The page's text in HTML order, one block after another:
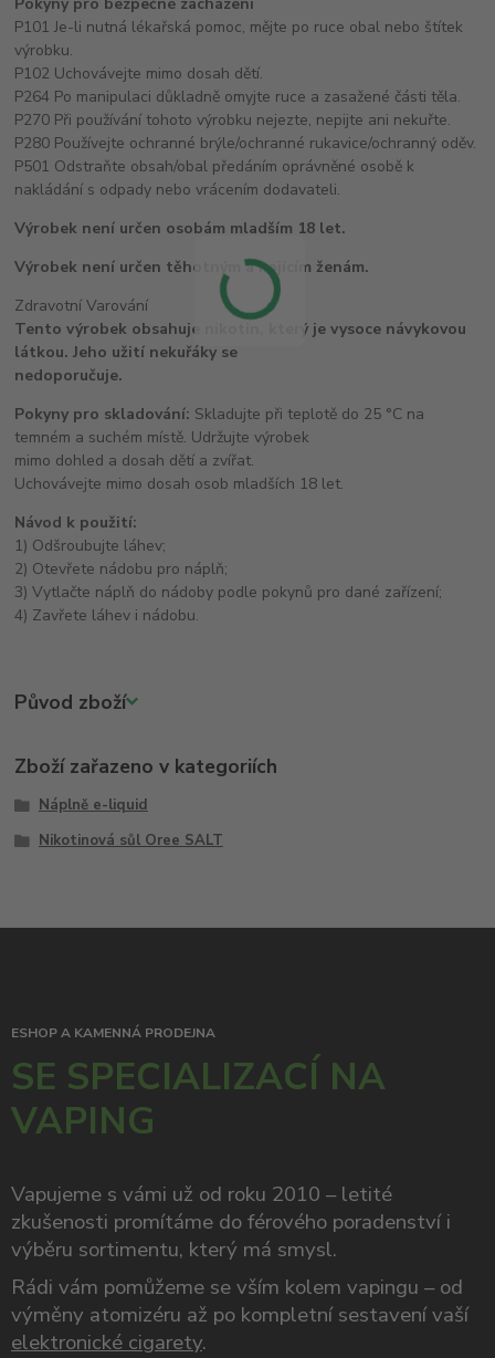
P101 Je-li nutná lékařská pomoc, mějte po ruce obal nebo štítek
výrobku.
P102 Uchovávejte mimo dosah dětí.
P264 Po manipulaci důkladně omyjte ruce a zasažené části těla.
P270 Při používání tohoto výrobku nejezte, nepijte ani nekuřte.
P280 Používejte ochranné brýle/ochranné rukavice/ochranný oděv.
P501 Odstraňte obsah/obal předáním oprávněné osobě k
nakládání s odpady nebo vrácením dodavateli.
Výrobek není určen osobám mladším 18 let.
Výrobek není určen těhotným a kojícím ženám.
Zdravotní Varování
Tento výrobek obsahuje nikotin, který je vysoce návykovou
látkou. Jeho užití nekuřáky se
nedoporučuje.
Pokyny pro skladování: Skladujte při teplotě do 25 °C na
temném a suchém místě. Udržujte výrobek
mimo dohled a dosah dětí a zvířat.
Uchovávejte mimo dosah osob mladších 18 let.
Návod k použití:
1) Odšroubujte láhev;
2) Otevřete nádobu pro náplň;
3) Vytlačte náplň do nádoby podle pokynů pro dané zařízení;
4) Zavřete láhev i nádobu.
Původ zboží
Zboží zařazeno v kategoriích
Náplně e-liquid
Nikotinová sůl Oree SALT
ESHOP A KAMENNÁ PRODEJNA
SE SPECIALIZACÍ NA
VAPING
Vapujeme s vámi už od roku 2010 – letité
zkušenosti promítáme do férového poradenství i
výběru sortimentu, který má smysl.
Rádi vám pomůžeme se vším kolem vapingu – od
výměny atomizéru až po kompletní sestavení vaší
elektronické cigarety.